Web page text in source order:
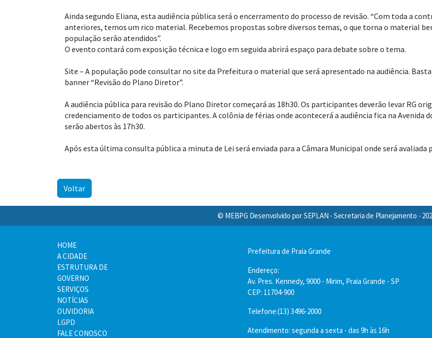
Ainda segundo Eliana, esta audiência pública será o encerramento do processo de revisão. “Com toda a
anteriores, temos um rico material. Recebemos propostas sobre diversos temas, o que torna o material
população serão atendidos”.
O evento contará com exposição técnica e logo em seguida abrirá espaço para debate sobre o tema.
Site – A população pode consultar no site da Prefeitura o material que será apresentado na audiência.
banner “Revisão do Plano Diretor”.
A audiência pública para revisão do Plano Diretor começará as 18h30. Os participantes deverão levar RG
credenciamento de todos os participantes. A colônia de férias onde acontecerá a audiência fica na Avenida
serão abertos às 17h30.
Após esta última consulta pública a minuta de Lei será enviada para a Câmara Municipal onde será avaliada
Voltar
© MEBPG Desenvolvido por SEPLAN - Secretaria de Planejamento -
HOME
A CIDADE
ESTRUTURA DE
GOVERNO
SERVIÇOS
NOTÍCIAS
OUVIDORIA
LGPD
FALE CONOSCO
Prefeitura de Praia Grande
Endereço:
Av. Pres. Kennedy, 9000 - Mirim, Praia Grande - SP
CEP: 11704-900
Telefone:(13) 3496-2000
Atendimento: segunda a sexta - das 9h às 16h